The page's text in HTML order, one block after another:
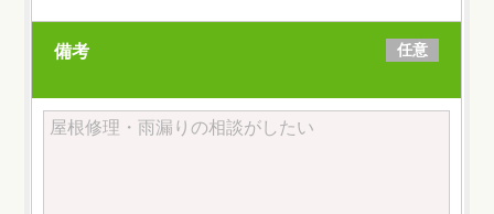
備考 任意